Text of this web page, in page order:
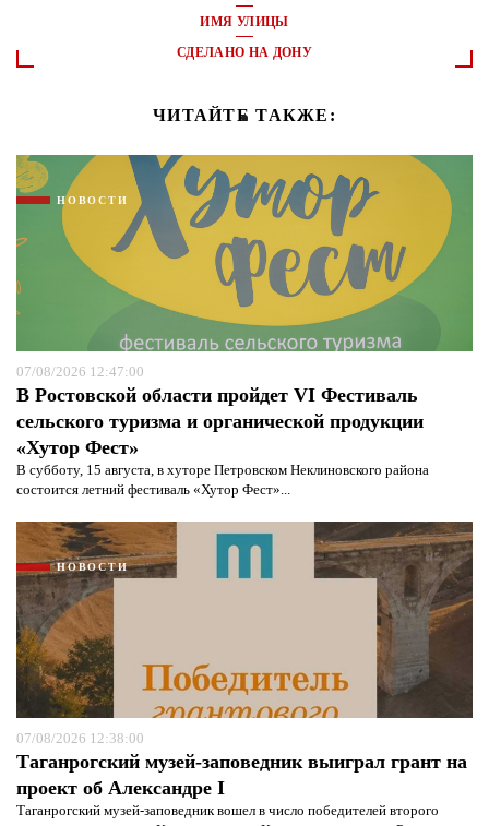
ИМЯ УЛИЦЫ
СДЕЛАНО НА ДОНУ
ЧИТАЙТЕ ТАКЖЕ:
НОВОСТИ
07/08/2026 12:47:00
В Ростовской области пройдет VI Фестиваль
сельского туризма и органической продукции
«Хутор Фест»
В субботу, 15 августа, в хуторе Петровском Неклиновского района
состоится летний фестиваль «Хутор Фест»...
НОВОСТИ
07/08/2026 12:38:00
Таганрогский музей-заповедник выиграл грант на
проект об Александре I
Таганрогский музей-заповедник вошел в число победителей второго